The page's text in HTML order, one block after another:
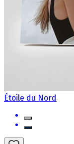
Étoile du Nord